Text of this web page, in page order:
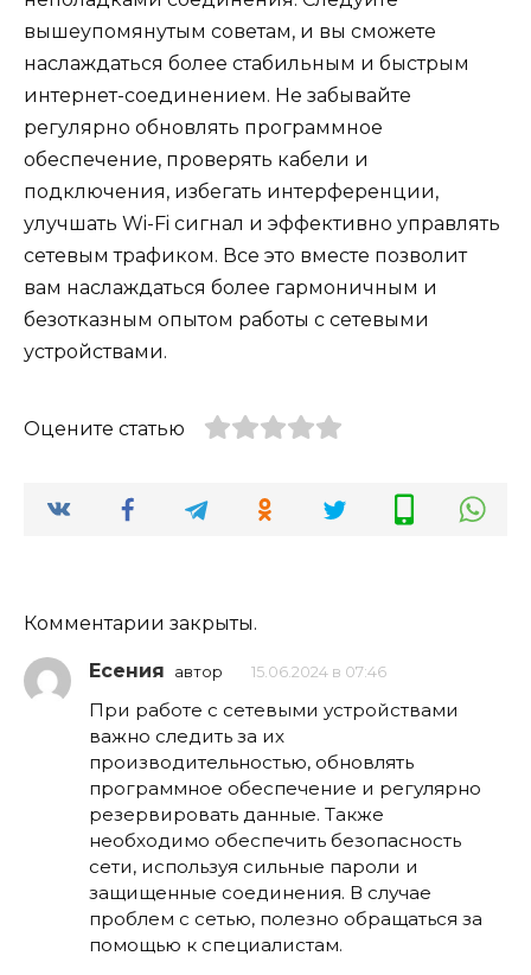
вышеупомянутым советам, и вы сможете
наслаждаться более стабильным и быстрым
интернет-соединением. Не забывайте
регулярно обновлять программное
обеспечение, проверять кабели и
подключения, избегать интерференции,
улучшать Wi-Fi сигнал и эффективно управлять
сетевым трафиком. Все это вместе позволит
вам наслаждаться более гармоничным и
безотказным опытом работы с сетевыми
устройствами.
Оцените статью
Комментарии закрыты.
Есения автор 15.06.2024 в 07:46
При работе с сетевыми устройствами
важно следить за их
производительностью, обновлять
программное обеспечение и регулярно
резервировать данные. Также
необходимо обеспечить безопасность
сети, используя сильные пароли и
защищенные соединения. В случае
проблем с сетью, полезно обращаться за
помощью к специалистам.